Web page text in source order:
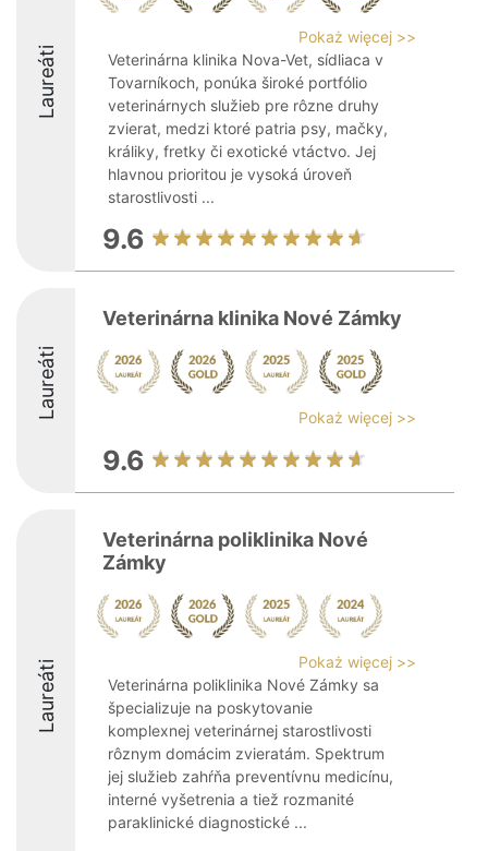
Laureáti
Pokaż więcej >>
Veterinárna klinika Nova-Vet, sídliaca v
Tovarníkoch, ponúka široké portfólio
veterinárnych služieb pre rôzne druhy
zvierat, medzi ktoré patria psy, mačky,
králiky, fretky či exotické vtáctvo. Jej
hlavnou prioritou je vysoká úroveň
starostlivosti ...
9.6
Laureáti
Veterinárna klinika Nové Zámky
Pokaż więcej >>
9.6
Laureáti
Veterinárna poliklinika Nové
Zámky
Pokaż więcej >>
Veterinárna poliklinika Nové Zámky sa
špecializuje na poskytovanie
komplexnej veterinárnej starostlivosti
rôznym domácim zvieratám. Spektrum
jej služieb zahŕňa preventívnu medicínu,
interné vyšetrenia a tiež rozmanité
paraklinické diagnostické ...